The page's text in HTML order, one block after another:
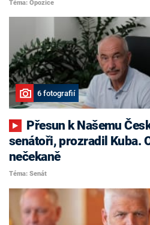
Téma: Opozice
6 fotografií
senátoři, prozradil Kuba.
nečekaně
Téma: Senát